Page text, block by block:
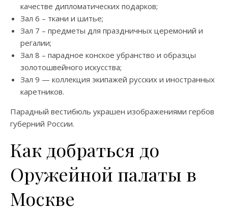
качестве дипломатических подарков;
Зал 6 – ткани и шитье;
Зал 7 – предметы для праздничных церемоний и
регалии;
Зал 8 – парадное конское убранство и образцы
золотошвейного искусства;
Зал 9 — коллекция экипажей русских и иностранных
каретников.
Парадный вестибюль украшен изображениями гербов
губерний России.
Как добраться до
Оружейной палаты в
Москве